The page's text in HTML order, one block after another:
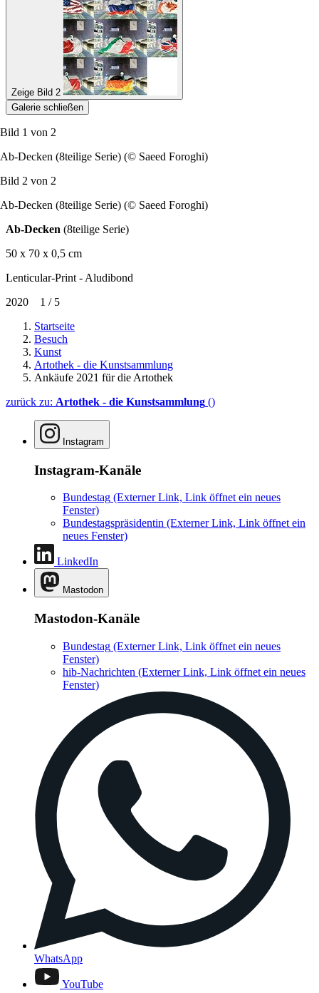
Zeige Bild 2
Galerie schließen
Bild 1 von 2
Ab-Decken (8teilige Serie) (© Saeed Foroghi)
Bild 2 von 2
Ab-Decken (8teilige Serie) (© Saeed Foroghi)
Ab-Decken (8teilige Serie)
50 x 70 x 0,5 cm
Lenticular-Print - Aludibond
2020 1 / 5
Startseite
Besuch
Kunst
Artothek - die Kunstsammlung
Ankäufe 2021 für die Artothek
zurück zu: Artothek - die Kunstsammlung ()
Instagram
Instagram-Kanäle
Bundestag (Externer Link, Link öffnet ein neues
Fenster)
Bundestagspräsidentin (Externer Link, Link öffnet ein
neues Fenster)
LinkedIn
Mastodon
Mastodon-Kanäle
Bundestag (Externer Link, Link öffnet ein neues
Fenster)
hib-Nachrichten (Externer Link, Link öffnet ein neues
Fenster)
WhatsApp
YouTube